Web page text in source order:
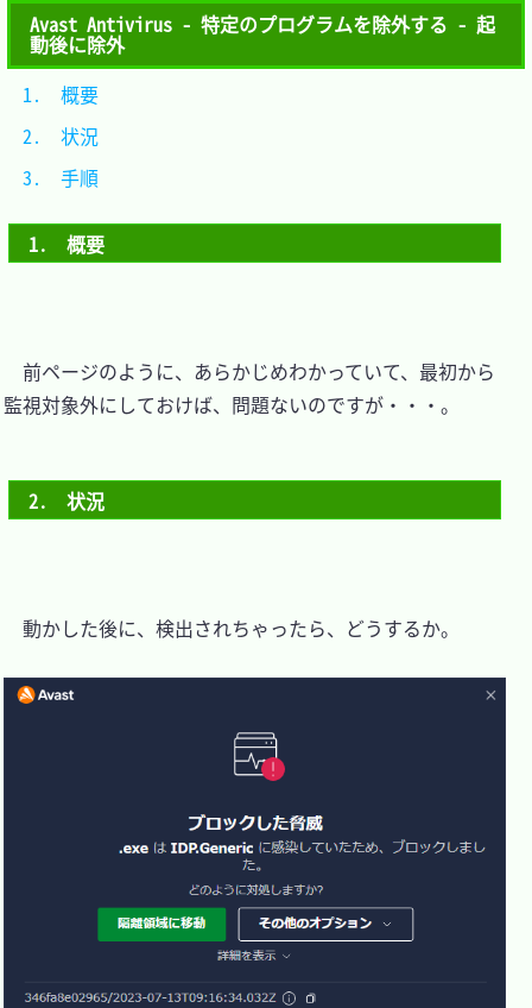
Avast Antivirus - 特定のプログラムを除外する - 起
動後に除外
1.　概要
前ページのように、あらかじめわかっていて、最初から
監視対象外にしておけば、問題ないのですが・・・。
2.　状況
動かした後に、検出されちゃったら、どうするか。